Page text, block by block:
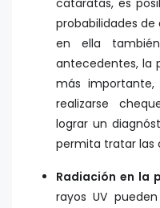
probabilidades
en ella
antecedentes, la
más
realizarse
lograr un
permita tratar las
Radiación en la
rayos UV